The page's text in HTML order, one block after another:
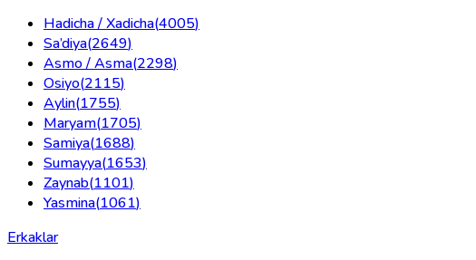
Hadicha / Xadicha(4005)
Sa’diya(2649)
Asmo / Asma(2298)
Osiyo(2115)
Aylin(1755)
Maryam(1705)
Samiya(1688)
Sumayya(1653)
Zaynab(1101)
Yasmina(1061)
Erkaklar